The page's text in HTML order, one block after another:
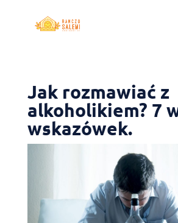
Jak rozmawiać z
alkoholikiem? 7
wskazówek.